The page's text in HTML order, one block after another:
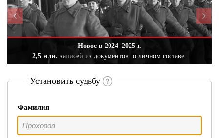
Новое в 2024–2025 г.
2,5 млн. записей из документов о личном составе
Установить судьбу
Фамилия